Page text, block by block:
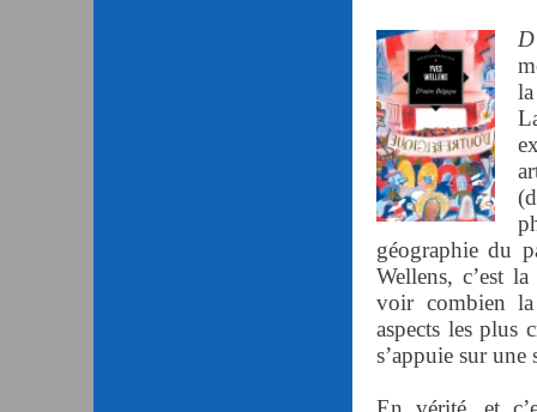
géographie du
Wellens, c’est
voir combien la
aspects les plus
s’appuie sur